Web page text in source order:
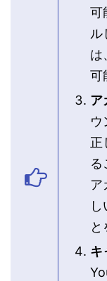
可
ル
は
可
ア
ウ
正
る
ア
と
キ